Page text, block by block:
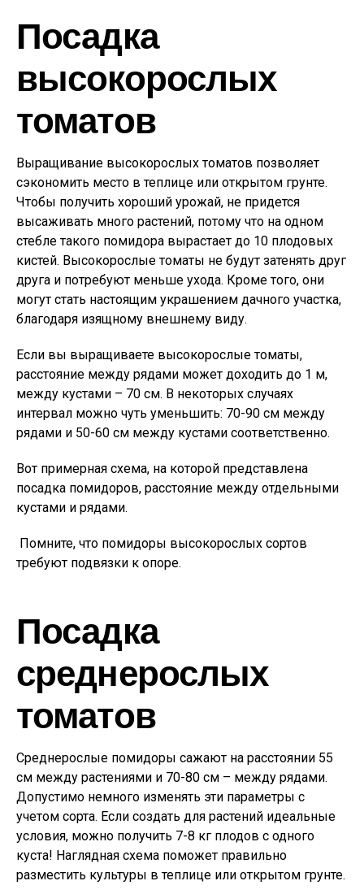
Посадка
высокорослых
томатов
Выращивание высокорослых томатов позволяет
сэкономить место в теплице или открытом грунте.
Чтобы получить хороший урожай, не придется
высаживать много растений, потому что на одном
стебле такого помидора вырастает до 10 плодовых
кистей. Высокорослые томаты не будут затенять друг
друга и потребуют меньше ухода. Кроме того, они
могут стать настоящим украшением дачного участка,
благодаря изящному внешнему виду.
Если вы выращиваете высокорослые томаты,
расстояние между рядами может доходить до 1 м,
между кустами – 70 см. В некоторых случаях
интервал можно чуть уменьшить: 70-90 см между
рядами и 50-60 см между кустами соответственно.
Вот примерная схема, на которой представлена
посадка помидоров, расстояние между отдельными
кустами и рядами.
Помните, что помидоры высокорослых сортов
требуют подвязки к опоре.
Посадка
среднерослых
томатов
Среднерослые помидоры сажают на расстоянии 55
см между растениями и 70-80 см – между рядами.
Допустимо немного изменять эти параметры с
учетом сорта. Если создать для растений идеальные
условия, можно получить 7-8 кг плодов с одного
куста! Наглядная схема поможет правильно
разместить культуры в теплице или открытом грунте.